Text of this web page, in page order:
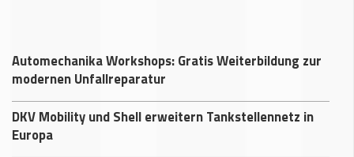
Automechanika Workshops: Gratis Weiterbildung zur
modernen Unfallreparatur
DKV Mobility und Shell erweitern Tankstellennetz in
Europa